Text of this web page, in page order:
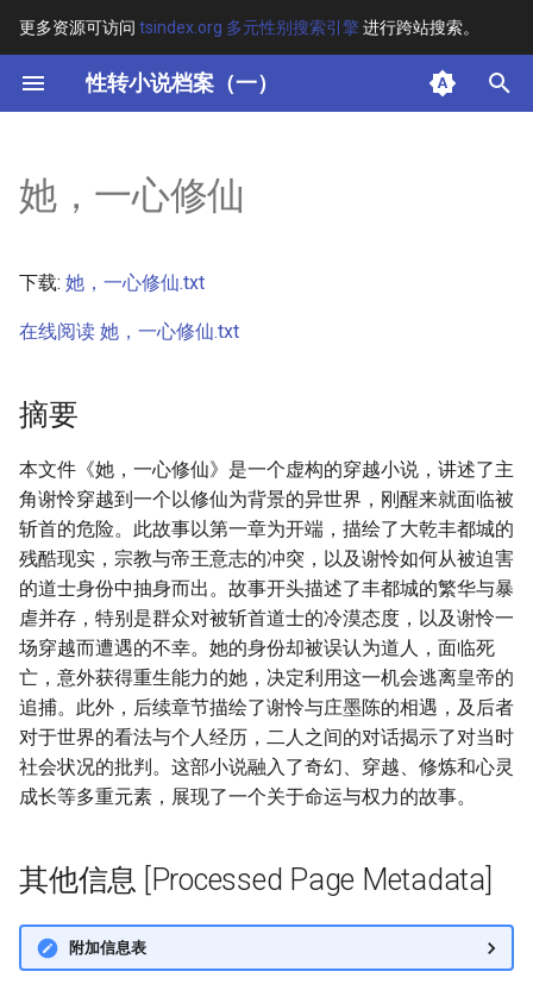
更多资源可访问 tsindex.org 多元性别搜索引擎进行跨站搜索。
性转小说档案（一）
键
开
搜
索
其他信息 [Processed Page
她，一心修仙
下载: 她，一心修仙.txt
在线阅读 她，一心修仙.txt
摘要
本文件《她，一心修仙》是一个虚构的穿越小说，讲述了主
角谢怜穿越到一个以修仙为背景的异世界，刚醒来就面临被
斩首的危险。此故事以第一章为开端，描绘了大乾丰都城的
残酷现实，宗教与帝王意志的冲突，以及谢怜如何从被迫害
的道士身份中抽身而出。故事开头描述了丰都城的繁华与暴
虐并存，特别是群众对被斩首道士的冷漠态度，以及谢怜一
场穿越而遭遇的不幸。她的身份却被误认为道人，面临死
亡，意外获得重生能力的她，决定利用这一机会逃离皇帝的
追捕。此外，后续章节描绘了谢怜与庄墨陈的相遇，及后者
对于世界的看法与个人经历，二人之间的对话揭示了对当时
社会状况的批判。这部小说融入了奇幻、穿越、修炼和心灵
成长等多重元素，展现了一个关于命运与权力的故事。
其他信息 [Processed Page Metadata]
附加信息表